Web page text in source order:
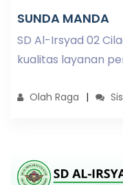
SUNDA MANDA
SD Al-Irsyad 02
kualitas layanan
Olah Raga